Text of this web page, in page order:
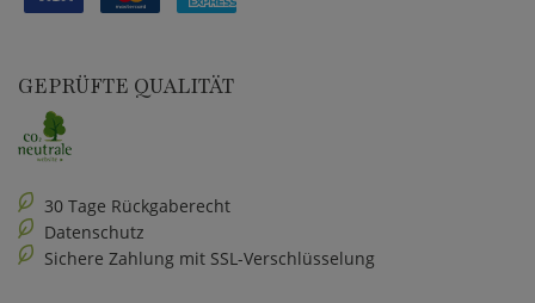
GEPRÜFTE QUALITÄT
30 Tage Rückgaberecht
Datenschutz
Sichere Zahlung mit SSL-Verschlüsselung